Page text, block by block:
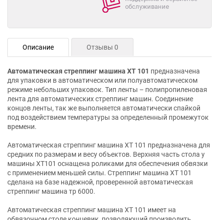
обслуживание
Описание Отзывы 0
Автоматическая стреппинг машина XT 101 предназначена
для упаковки в автоматическом или полуавтоматическом
режиме небольших упаковок. Тип ленты – полипропиленовая
лента для автоматических стреппинг машин. Соединение
концов ленты, так же выполняется автоматически спайкой
под воздействием температуры за определенный промежуток
времени.
Автоматическая стреппинг машина XT 101 предназначена для
средних по размерам и весу объектов. Верхняя часть стола у
машины XT101 оснащена роликами для обеспечения обвязки
с применением меньшей силы. Стреппинг машина XT 101
сделана на базе надежной, проверенной автоматическая
стреппинг машина тр 6000.
Автоматическая стреппинг машина XT 101 имеет на